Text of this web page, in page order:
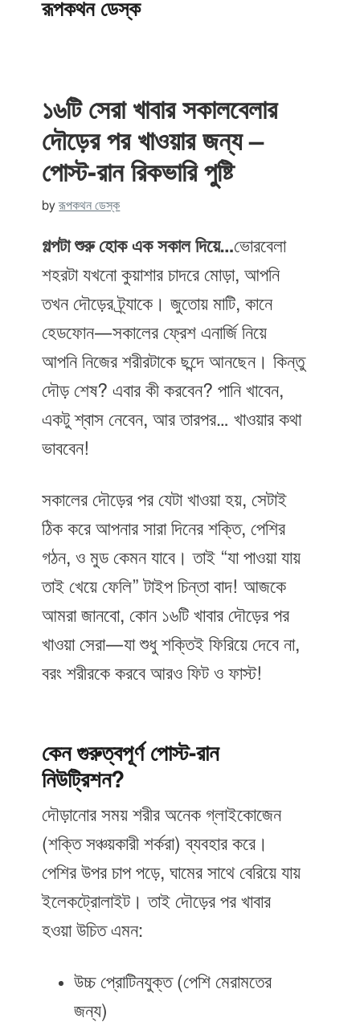
রূপকথন ডেস্ক
১৬টি সেরা খাবার সকালবেলার
দৌড়ের পর খাওয়ার জন্য –
পোস্ট-রান রিকভারি পুষ্টি
byরূপকথন ডেস্ক
গল্পটা শুরু হোক এক সকাল দিয়ে…ভোরবেলা
শহরটা যখনো কুয়াশার চাদরে মোড়া, আপনি
তখন দৌড়ের ট্র্যাকে। জুতোয় মাটি, কানে
হেডফোন—সকালের ফ্রেশ এনার্জি নিয়ে
আপনি নিজের শরীরটাকে ছন্দে আনছেন। কিন্তু
দৌড় শেষ? এবার কী করবেন? পানি খাবেন,
একটু শ্বাস নেবেন, আর তারপর… খাওয়ার কথা
ভাববেন!
সকালের দৌড়ের পর যেটা খাওয়া হয়, সেটাই
ঠিক করে আপনার সারা দিনের শক্তি, পেশির
গঠন, ও মুড কেমন যাবে। তাই “যা পাওয়া যায়
তাই খেয়ে ফেলি” টাইপ চিন্তা বাদ! আজকে
আমরা জানবো, কোন ১৬টি খাবার দৌড়ের পর
খাওয়া সেরা—যা শুধু শক্তিই ফিরিয়ে দেবে না,
বরং শরীরকে করবে আরও ফিট ও ফাস্ট!
কেন গুরুত্বপূর্ণ পোস্ট-রান
নিউট্রিশন?
দৌড়ানোর সময় শরীর অনেক গ্লাইকোজেন
(শক্তি সঞ্চয়কারী শর্করা) ব্যবহার করে।
পেশির উপর চাপ পড়ে, ঘামের সাথে বেরিয়ে যায়
ইলেকট্রোলাইট। তাই দৌড়ের পর খাবার
হওয়া উচিত এমন:
উচ্চ প্রোটিনযুক্ত (পেশি মেরামতের
জন্য)